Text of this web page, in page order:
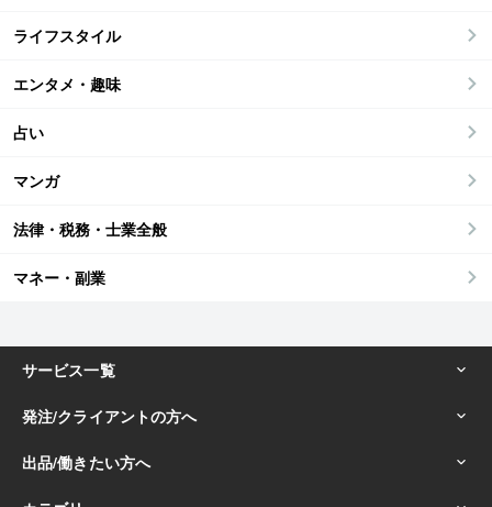
ライフスタイル
エンタメ・趣味
占い
マンガ
法律・税務・士業全般
マネー・副業